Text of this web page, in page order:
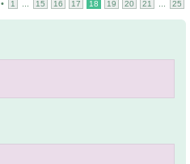
• 1 15 16 17 18 19 20 21 25